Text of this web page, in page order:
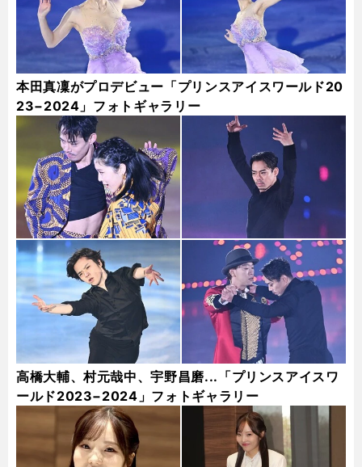
本田真凜がプロデビュー「プリンスアイスワールド20
23−2024」フォトギャラリー
高橋大輔、村元哉中、宇野昌磨...「プリンスアイスワ
ールド2023−2024」フォトギャラリー